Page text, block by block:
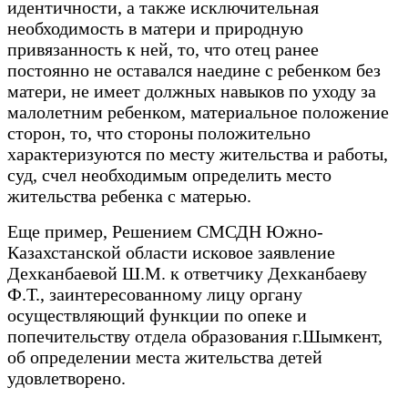
идентичности, а также исключительная
необходимость в матери и природную
привязанность к ней, то, что отец ранее
постоянно не оставался наедине с ребенком без
матери, не имеет должных навыков по уходу за
малолетним ребенком, материальное положение
сторон, то, что стороны положительно
характеризуются по месту жительства и работы,
суд, счел необходимым определить место
жительства ребенка с матерью.
Еще пример, Решением СМСДН Южно-
Казахстанской области исковое заявление
Дехканбаевой Ш.М. к ответчику Дехканбаеву
Ф.Т., заинтересованному лицу органу
осуществляющий функции по опеке и
попечительству отдела образования г.Шымкент,
об определении места жительства детей
удовлетворено.